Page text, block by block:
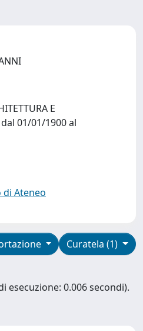
E
01/01/1900 al
di Ateneo
Curatela (1)
esecuzione: 0.006 secondi).